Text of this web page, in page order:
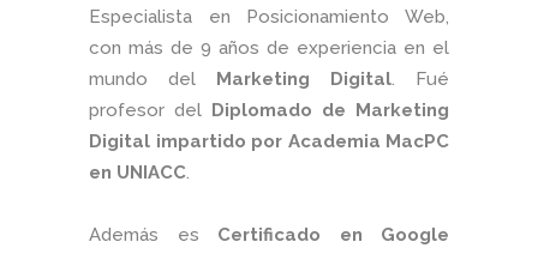
Especialista en Posicionamiento Web,
con más de 9 años de experiencia en el
mundo del Marketing Digital. Fué
profesor del Diplomado de Marketing
Digital impartido por Academia MacPC
en UNIACC.
Además es Certificado en Google